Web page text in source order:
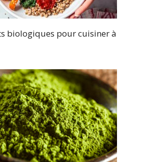
biologiques pour cuisiner à